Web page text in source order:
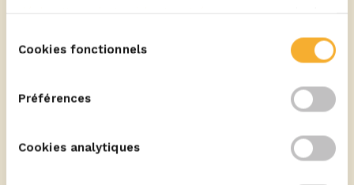
données à caractère personnel.
duCookies fonctionnels
Préférences
Cookies analytiques
ERU Cheese Spread Chèvre